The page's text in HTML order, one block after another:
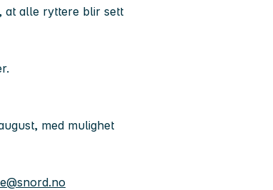
at alle ryttere blir sett
med mulighet